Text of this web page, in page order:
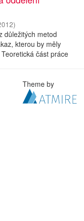
)
důležitých metod
kterou by měly
část práce
Theme by